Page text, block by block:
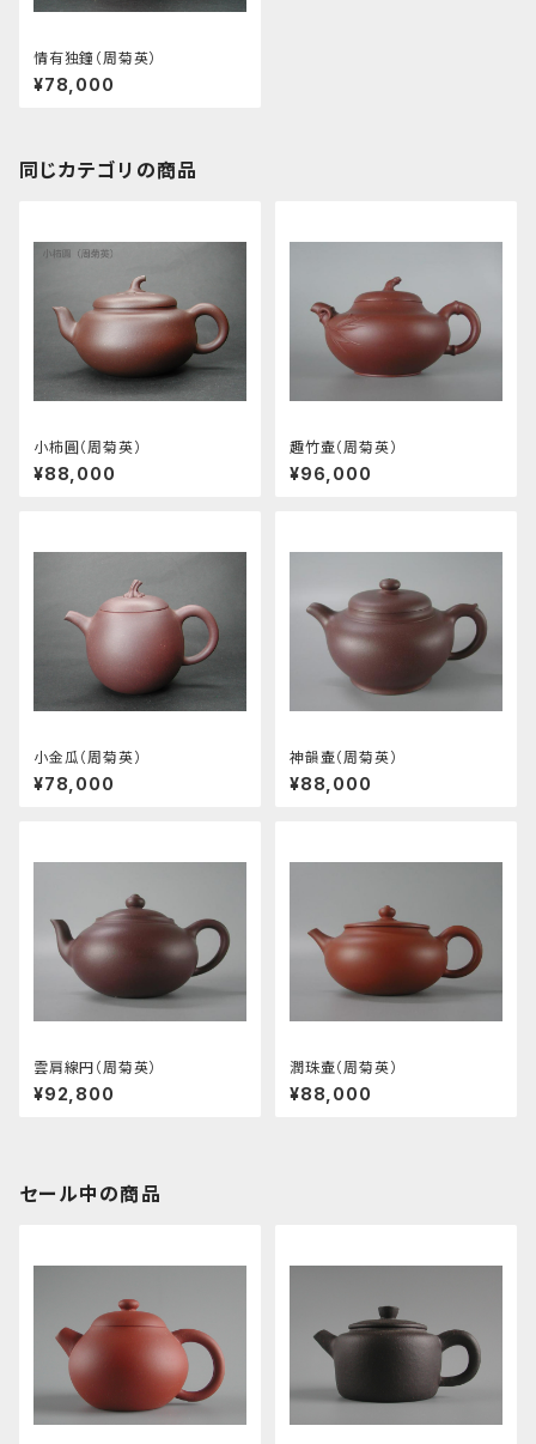
情有独鐘（周菊英）
¥78,000
同じカテゴリの商品
小柿圓（周菊英）
¥88,000
趣竹壷（周菊英）
¥96,000
小金瓜（周菊英）
¥78,000
神韻壷（周菊英）
¥88,000
雲肩線円（周菊英）
¥92,800
潤珠壷（周菊英）
¥88,000
セール中の商品